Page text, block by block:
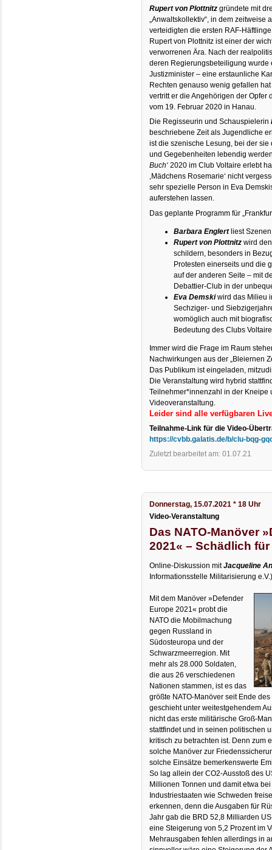
Rupert von Plottnitz gründete mit
„Anwaltskollektiv“, in dem zeitweise
verteidigten die ersten RAF-
Rupert von Plottnitz ist einer der
verworrenen Ära. Nach der
deren Regierungsbeteiligung wurde
Justizminister – eine erstaunliche
Rechten genauso wenig gefallen
vertritt er die Angehörigen der Opfer
vom 19. Februar 2020 in Hanau.
Die Regisseurin und Schauspielerin
beschriebene Zeit als Jugendliche
ist die szenische Lesung, bei der
und Gegebenheiten lebendig
Buch‘ 2020 im Club Voltaire erlebt
‚Mädchens Rosemarie‘ nicht
sehr spezielle Person in Eva
auferstehen lassen.
Das geplante Programm für
Barbara Englertliest
Rupert von Plottnitz wird
schildern, besonders in
Protesten einerseits und die
auf der anderen Seite – mit
Debattier-Club in der
Eva Demskiwird das Milieu
Sechziger- und
womöglich auch mit
Bedeutung des Clubs
Immer wird die Frage im Raum
Nachwirkungen aus der „Bleiernen
Das Publikum ist eingeladen,
Die Veranstaltung wird hybrid
Teilnehmer*innenzahl in der Kneipe
Videoveranstaltung.
Leider sind alle verfügbaren
Teilnahme-Link für die Video-
https://cvbb.galatis.de/b/clu-bqg-
Zuletzt bearbeitet am: 01.07.21
Donnerstag, 15.07.2021 * 18 Uhr
Video-Veranstaltung
Das NATO-Manöver
2021« – Schädlich
Online-Diskussion mitJacqueline
Informationsstelle Militarisierung
Mit dem Manöver »Defender
Europe 2021« probt die
NATO die Mobilmachung
gegen Russland in
Südosteuropa und der
Schwarzmeerregion. Mit
mehr als 28.000 Soldaten,
die aus 26 verschiedenen
Nationen stammen, ist es das
größte NATO-Manöver seit Ende
geschieht unter weitestgehendem
nicht das erste militärische Groß-
stattfindet und in seinen politischen
kritisch zu betrachten ist. Denn zum
solche Manöver zur
solche Einsätze bemerkenswerte
So lag allein der CO2-Ausstoß des
Millionen Tonnen und damit etwa
Industriestaaten wie Schweden
erkennen, denn die Ausgaben für
Jahr gab die BRD 52,8 Milliarden
eine Steigerung von 5,2 Prozent im
Mehrausgaben fehlen allerdings in